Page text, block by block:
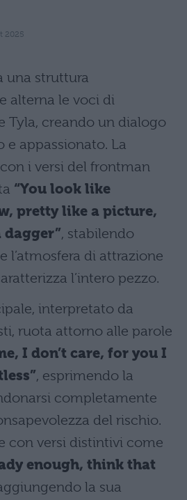
2025
una struttura
alterna le voci di
Tyla, creando un dialogo
e appassionato. La
i versi del frontman
“You look like
pretty like a picture,
dagger”, stabilendo
l’atmosfera di attrazione
l’intero pezzo.
interpretato da
ruota attorno alle parole
I don’t care, for you I
, esprimendo la
completamente
del rischio.
con versi distintivi come
enough, think that
la sua